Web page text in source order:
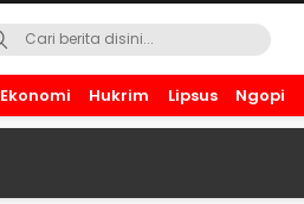
Ekonomi Hukrim Lipsus Ngopi